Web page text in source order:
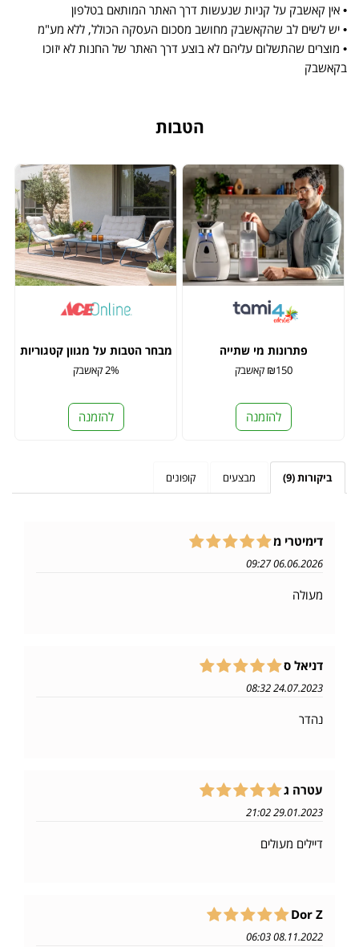
• אין קאשבק על קניות שנעשות דרך האתר המותאם בטלפון
• יש לשים לב שהקאשבק מחושב מסכום העסקה הכולל, ללא מע"מ
• מוצרים שהתשלום עליהם לא בוצע דרך האתר של החנות לא יזוכו
בקאשבק
הטבות
פתרונות מי שתייה
₪150 קאשבק
להזמנה
מבחר הטבות על מגוון קטגוריות
2% קאשבק
להזמנה
ביקורות (9) מבצעים קופונים
דימיטרי מ
06.06.2026 09:27
מעולה
דניאל ס
24.07.2023 08:32
נהדר
עטרה ג
29.01.2023 21:02
דיילים מעולים
Dor Z
08.11.2022 06:03